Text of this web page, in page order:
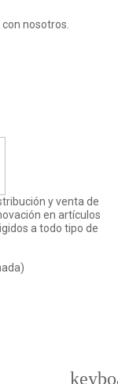
nosotros.
y venta de
en artículos
a todo tipo de